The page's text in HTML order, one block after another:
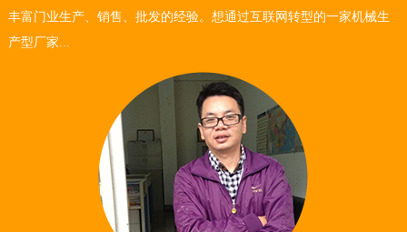
丰富门业生产、销售、批发的经验。想通过互联网转型的一家机械生
产型厂家...